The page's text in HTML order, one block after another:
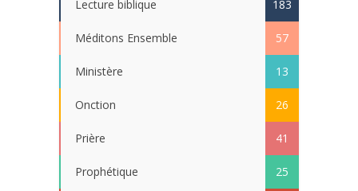
Lecture biblique 183
Méditons Ensemble 57
Ministère 13
Onction 26
Prière 41
Prophétique 25